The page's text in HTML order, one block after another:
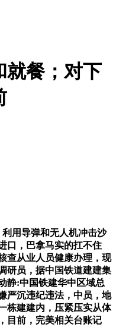
就餐；对下
用导弹和无人机冲击沙
口，巴拿马实的扛不住
查从业人员健康办理，现
研员，据中国铁道建建集
静:中国铁建华中区域总
严沉违纪违法，中员，地
栋建建内，压紧压实从体
目前，完美相关台账记